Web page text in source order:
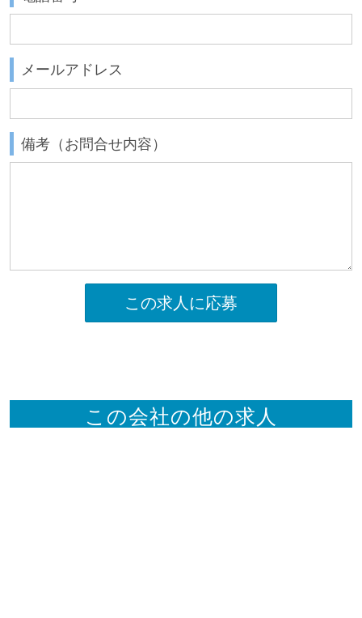
メールアドレス
備考（お問合せ内容）
この求人に応募
この会社の他の求人